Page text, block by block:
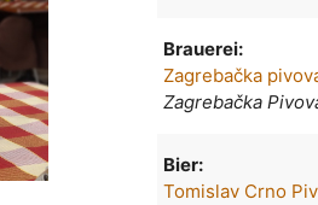
Brauerei:
Zagrebačka
Zagrebačka
Bier:
Tomislav Crno